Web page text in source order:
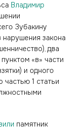
Владимир
Зубакину
закона
два
«в» части
и одного
частью 1 статьи
памятник